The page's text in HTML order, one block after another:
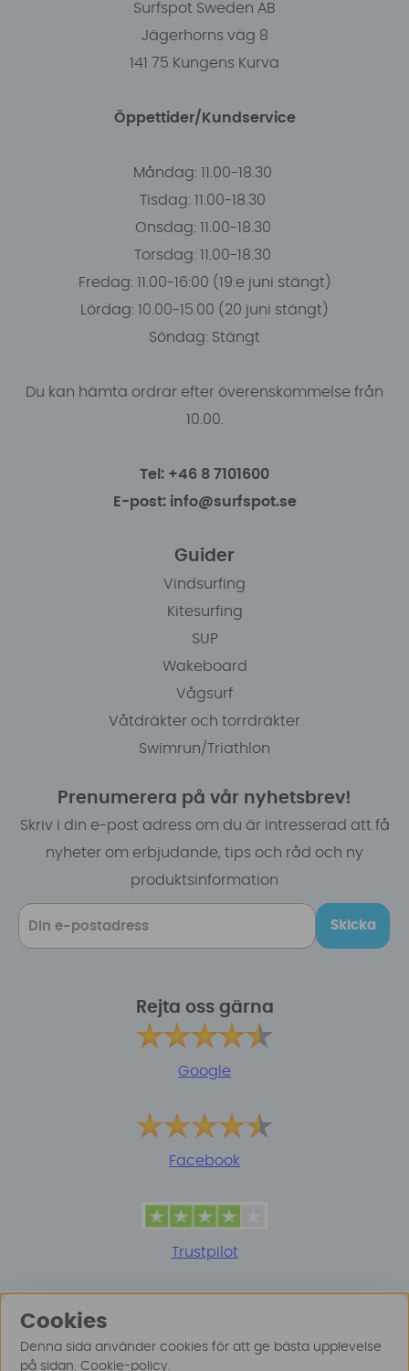
Surfspot Sweden AB
Jägerhorns väg 8
141 75 Kungens Kurva
Öppettider/Kundservice
Måndag: 11.00-18.30
Tisdag: 11.00-18.30
Onsdag: 11.00-18.30
Torsdag: 11.00-18.30
Fredag: 11.00-16:00 (19:e juni stängt)
Lördag: 10.00-15.00 (20 juni stängt)
Söndag: Stängt
Du kan hämta ordrar efter överenskommelse från
10.00.
Tel: +46 8 7101600
E-post: info@surfspot.se
Guider
Vindsurfing
Kitesurfing
SUP
Wakeboard
Vågsurf
Våtdräkter och torrdräkter
Swimrun/Triathlon
Prenumerera på vår nyhetsbrev!
Skriv i din e-post adress om du är intresserad att få
nyheter om erbjudande, tips och råd och ny
produktsinformation
Skicka
Rejta oss gärna
Google
Facebook
Trustpilot
Cookies
Denna sida använder cookies för att ge bästa upplevelse
på sidan. Cookie-policy.